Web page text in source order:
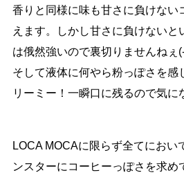
香りと同様に味も甘さに負けない
えます。しかし甘さに負けないと
は俄然強いので裏切りませんねぇ
そして液体に何やら粉っぽさを感
リーミー！一瞬口に残るので気に
LOCA MOCAに限らず全てにおい
ンスターにコーヒーっぽさを求め